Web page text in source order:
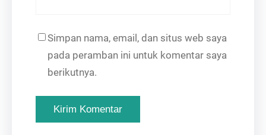
Simpan nama, email, dan situs web saya
pada peramban ini untuk komentar saya
berikutnya.